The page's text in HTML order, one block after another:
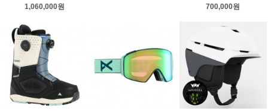
1,060,000원
700,000원